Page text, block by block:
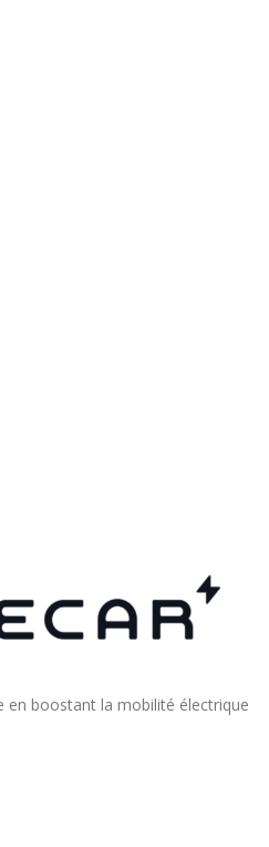
en boostant la mobilité électrique